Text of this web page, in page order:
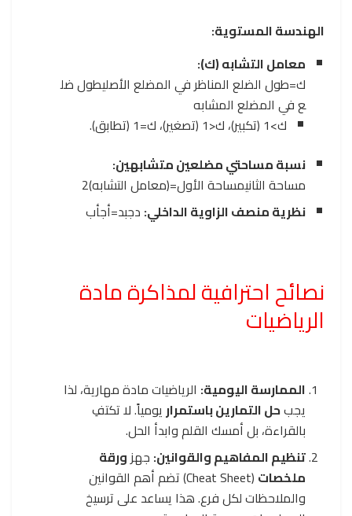
الهندسة المستوية:
معامل التشابه (ك):
ك=طول الضلع المناظر في المضلع الأصليطول ضل
ع في المضلع المشابه
ك>
1 (تكبير)، ك<
1 (تصغير)، ك=
1 (تطابق).
نسبة مساحتي مضلعين متشابهين:
مساحة الثانيمساحة الأول=
(معامل التشابه)
2
نظرية منصف الزاوية الداخلي: دجبد=أجأب
نصائح احترافية لمذاكرة مادة
الرياضيات
الممارسة اليومية: الرياضيات مادة مهارية، لذا
يجبحل التمارين باستمراريومياً. لا تكتفِ
بالقراءة، بل أمسك القلم وابدأ الحل.
تنظيم المفاهيم والقوانين: جهزورقة
ملخصات
(Cheat Sheet) تضم أهم القوانين
والملاحظات لكل فرع. هذا يساعد على ترسيخ